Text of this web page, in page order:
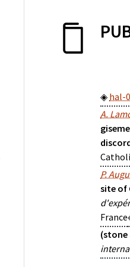
hal-
A.
P.
site of
France
(stone